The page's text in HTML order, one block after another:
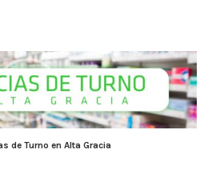
de Turno en Alta Gracia